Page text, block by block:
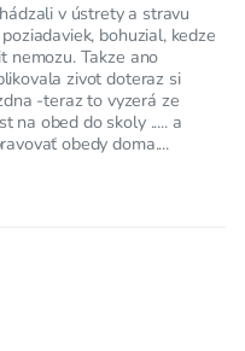
v ústrety a stravu
bohuzial, kedze
nemozu. Takze ano
zivot doteraz si
-teraz to vyzerá ze
na obed do skoly ..... a
obedy doma....